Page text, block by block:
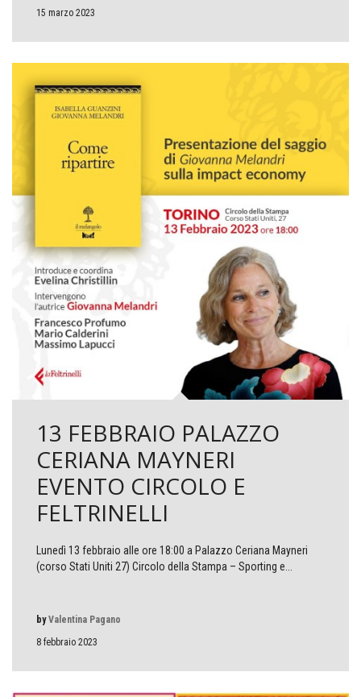
15 marzo 2023
13 FEBBRAIO PALAZZO
CERIANA MAYNERI
EVENTO CIRCOLO E
FELTRINELLI
Lunedì 13 febbraio alle ore 18:00 a Palazzo Ceriana Mayneri
(corso Stati Uniti 27) Circolo della Stampa – Sporting e...
8 febbraio 2023
byValentina Pagano